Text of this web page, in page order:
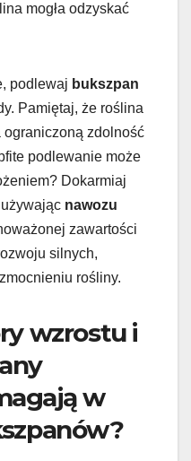
mogła odzyskać
podlewaj bukszpan
Pamiętaj, że roślina
zdolność
podlewanie może
Dokarmiaj
nawozu
zawartości
silnych,
rośliny.
wzrostu i
w